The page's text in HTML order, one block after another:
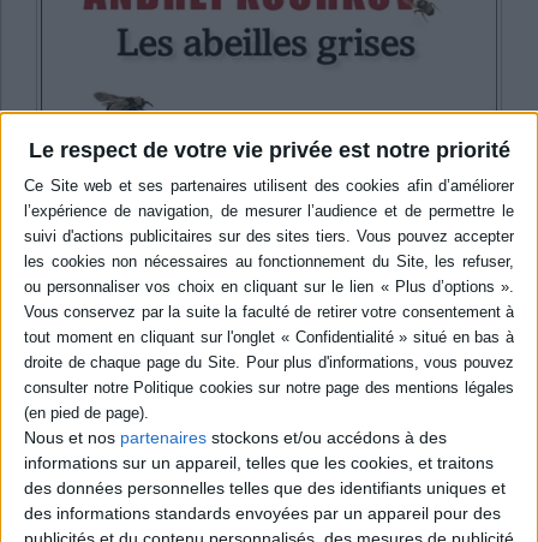
Le respect de votre vie privée est notre priorité
Nous et nos partenaires stockons et/ou accédons à des
informations sur un appareil, telles que les cookies, et traitons
des données personnelles telles que des identifiants uniques et
des informations standards envoyées par un appareil pour des
Coups de cœur
Habiter la guerre
Littérature Kourkov Ukraine Littérature étrangère
Littérature contemporaine Littérature
Littérature étrangère
Le dernier roman d'Andreï Kourkov raconte la guerre, celle passée
presque inaperçue à l'Ouest mai...